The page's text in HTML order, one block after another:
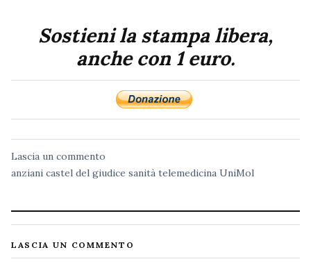
Sostieni la stampa libera,
anche con 1 euro.
Lascia un commento
anziani castel del giudice sanità telemedicina UniMol
LASCIA UN COMMENTO